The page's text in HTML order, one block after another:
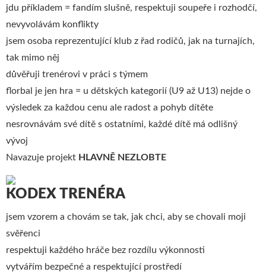
jdu příkladem = fandím slušně, respektuji soupeře i rozhodčí,
nevyvolávám konflikty
jsem osoba reprezentující klub z řad rodičů, jak na turnajích,
tak mimo něj
důvěřuji trenérovi v práci s týmem
florbal je jen hra = u dětských kategorií (U9 až U13) nejde o
výsledek za každou cenu ale radost a pohyb dítěte
nesrovnávám své dítě s ostatními, každé dítě má odlišný
vývoj
Navazuje projekt HLAVNĚ NEZLOBTE
KODEX TRENÉRA
jsem vzorem a chovám se tak, jak chci, aby se chovali moji
svěřenci
respektuji každého hráče bez rozdílu výkonnosti
vytvářím bezpečné a respektující prostředí